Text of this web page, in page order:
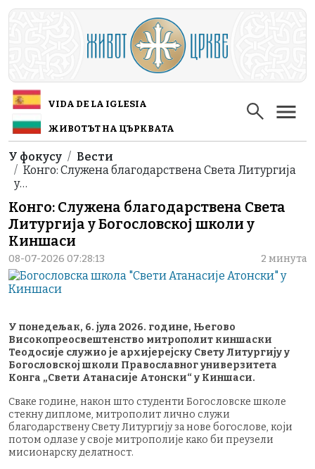
Skip to main content
VIDA DE LA IGLESIA
ЖИВОТЪТ НА ЦЪРКВАТА
Breadcrumb
У фокусу
Вести
Конго: Служена благодарствена Света Литургија
у…
Конго: Служена благодарствена Света
Литургија у Богословској школи у
Киншаси
08-07-2026 07:28:13 2 минута
У понедељак, 6. јула 2026. године, Његово
Високопреосвештенство митрополит киншаски
Теодосије служио је архијерејску Свету Литургију у
Богословској школи Православног универзитета
Конга „Свети Атанасије Атонски“ у Киншаси.
Сваке године, након што студенти Богословске школе
стекну дипломе, митрополит лично служи
благодарствену Свету Литургију за нове богослове, који
потом одлазе у своје митрополије како би преузели
мисионарску делатност.